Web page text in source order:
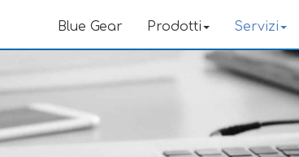
Blue Gear Prodotti Servizi